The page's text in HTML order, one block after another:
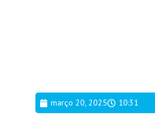
março 20, 2025 10:31